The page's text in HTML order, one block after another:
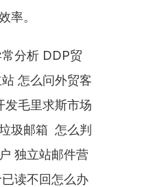
率。
分析 DDP贸
怎么问外贸客
发毛里求斯市场
圾邮箱  怎么判
独立站邮件营
读不回怎么办